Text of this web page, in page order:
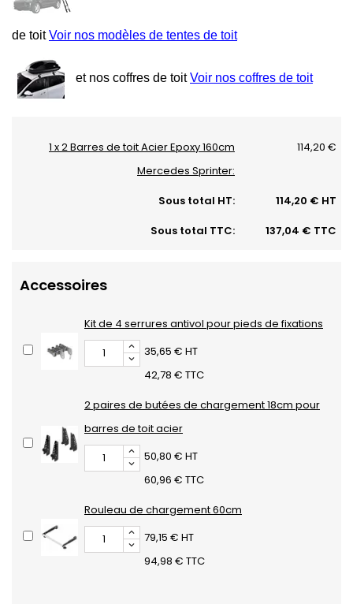
de toitVoir nos modèles de tentes de toit
et nos coffres de toitVoir nos coffres de toit
1 x 2 Barres de toit Acier Epoxy 160cm
Mercedes Sprinter:
114,20 €
Sous total HT:
114,20 € HT
Sous total TTC:
137,04 € TTC
Accessoires
Kit de 4 serrures antivol pour pieds de fixations
35,65 € HT
42,78 € TTC
2 paires de butées de chargement 18cm pour
barres de toit acier
50,80 € HT
60,96 € TTC
Rouleau de chargement 60cm
79,15 € HT
94,98 € TTC